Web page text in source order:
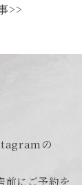
>>
の
前にご予約を